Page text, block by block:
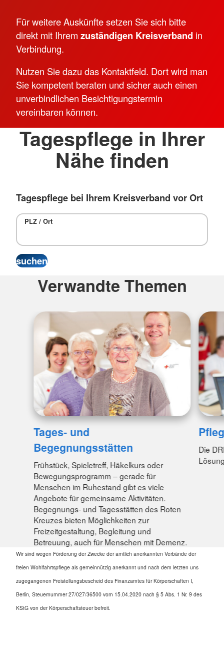
Für weitere Auskünfte setzen Sie sich bitte
direkt mit Ihrem zuständigen Kreisverband in
Verbindung.
Nutzen Sie dazu das Kontaktfeld. Dort wird man
Sie kompetent beraten und sicher auch einen
unverbindlichen Besichtigungstermin
vereinbaren können.
Tagespflege in Ihrer
Nähe finden
Tagespflege bei Ihrem Kreisverband vor Ort
PLZ / Ort
Verwandte Themen
Tages- und
Begegnungsstätten
Frühstück, Spieletreff, Häkelkurs oder
Bewegungsprogramm – gerade für
Menschen im Ruhestand gibt es viele
Angebote für gemeinsame Aktivitäten.
Begegnungs- und Tagesstätten des Roten
Kreuzes bieten Möglichkeiten zur
Freizeitgestaltung, Begleitung und
Betreuung, auch für Menschen mit Demenz.
Die
Wir sind wegen Förderung der Zwecke der amtlich anerkannten Verbände der
freien Wohlfahrtspflege als gemeinnützig anerkannt und nach dem letzten uns
zugegangenen Freistellungsbescheid des Finanzamtes für Körperschaften I,
Berlin, Steuernummer 27/027/36500 vom 15.04.2020 nach § 5 Abs. 1 Nr. 9 des
KStG von der Körperschaftsteuer befreit.